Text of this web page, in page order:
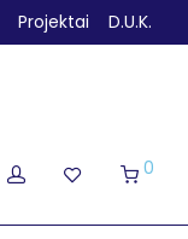
Projektai D.U.K.
0